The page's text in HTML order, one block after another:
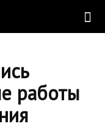
работы